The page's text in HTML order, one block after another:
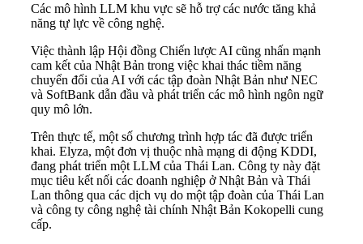
Các mô hình LLM khu vực sẽ hỗ trợ các nước tăng khả
năng tự lực về công nghệ.
Việc thành lập Hội đồng Chiến lược AI cũng nhấn mạnh
cam kết của Nhật Bản trong việc khai thác tiềm năng
chuyển đổi của AI với các tập đoàn Nhật Bản như NEC
và SoftBank dẫn đầu và phát triển các mô hình ngôn ngữ
quy mô lớn.
Trên thực tế, một số chương trình hợp tác đã được triển
khai. Elyza, một đơn vị thuộc nhà mạng di động KDDI,
đang phát triển một LLM của Thái Lan. Công ty này đặt
mục tiêu kết nối các doanh nghiệp ở Nhật Bản và Thái
Lan thông qua các dịch vụ do một tập đoàn của Thái Lan
và công ty công nghệ tài chính Nhật Bản Kokopelli cung
cấp.